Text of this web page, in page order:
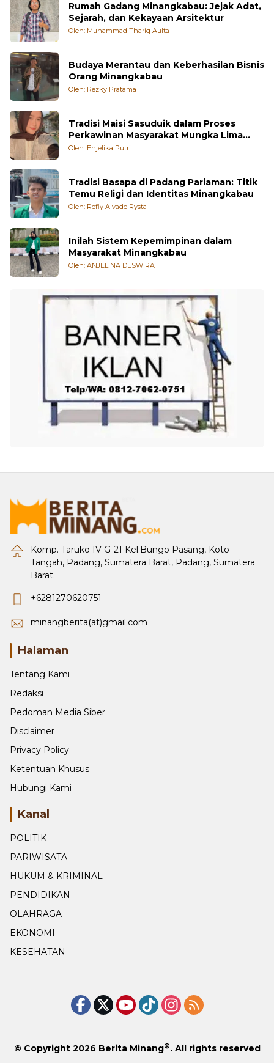
Rumah Gadang Minangkabau: Jejak Adat,
Sejarah, dan Kekayaan Arsitektur
Oleh: Muhammad Thariq Aulta
Budaya Merantau dan Keberhasilan Bisnis
Orang Minangkabau
Oleh: Rezky Pratama
Tradisi Maisi Sasuduik dalam Proses
Perkawinan Masyarakat Mungka Lima
Puluh Kota
Oleh: Enjelika Putri
Tradisi Basapa di Padang Pariaman: Titik
Temu Religi dan Identitas Minangkabau
Oleh: Refly Alvade Rysta
Inilah Sistem Kepemimpinan dalam
Masyarakat Minangkabau
Oleh: ANJELINA DESWIRA
Komp. Taruko IV G-21 Kel.Bungo Pasang, Koto
Tangah, Padang, Sumatera Barat, Padang, Sumatera
Barat.
+6281270620751
minangberita(at)gmail.com
Halaman
Tentang Kami
Redaksi
Pedoman Media Siber
Disclaimer
Privacy Policy
Ketentuan Khusus
Hubungi Kami
Kanal
POLITIK
PARIWISATA
HUKUM & KRIMINAL
PENDIDIKAN
OLAHRAGA
EKONOMI
KESEHATAN
© Copyright 2026 Berita Minang®. All rights reserved